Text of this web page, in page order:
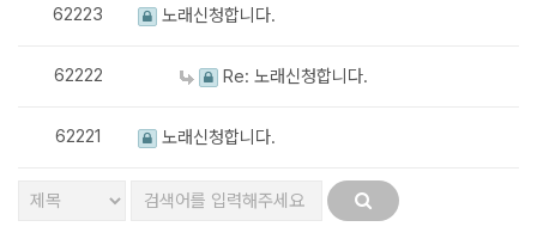
62223 노래신청합니다.
62222 Re: 노래신청합니다.
62221 노래신청합니다.